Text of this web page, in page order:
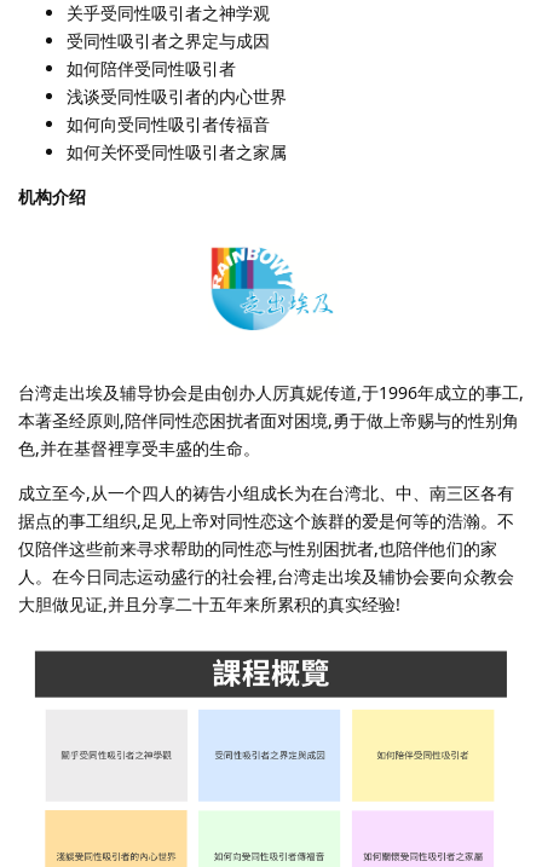
关乎受同性吸引者之神学观
受同性吸引者之界定与成因
如何陪伴受同性吸引者
浅谈受同性吸引者的内心世界
如何向受同性吸引者传福音
如何关怀受同性吸引者之家属
机构介绍
台湾走出埃及辅导协会是由创办人厉真妮传道,于1996年成立的事工,
本著圣经原则,陪伴同性恋困扰者面对困境,勇于做上帝赐与的性别角
色,并在基督裡享受丰盛的生命。
成立至今,从一个四人的祷告小组成长为在台湾北、中、南三区各有
据点的事工组织,足见上帝对同性恋这个族群的爱是何等的浩瀚。不
仅陪伴这些前来寻求帮助的同性恋与性别困扰者,也陪伴他们的家
人。在今日同志运动盛行的社会裡,台湾走出埃及辅协会要向众教会
大胆做见证,并且分享二十五年来所累积的真实经验!